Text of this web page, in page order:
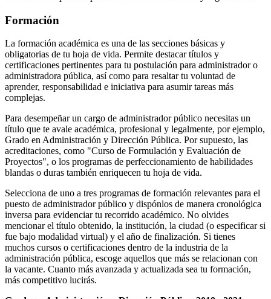
Formación
La formación académica es una de las secciones básicas y
obligatorias de tu hoja de vida. Permite destacar títulos y
certificaciones pertinentes para tu postulación para administrador o
administradora pública, así como para resaltar tu voluntad de
aprender, responsabilidad e iniciativa para asumir tareas más
complejas.
Para desempeñar un cargo de administrador público necesitas un
título que te avale académica, profesional y legalmente, por ejemplo,
Grado en Administración y Dirección Pública. Por supuesto, las
acreditaciones, como "Curso de Formulación y Evaluación de
Proyectos", o los programas de perfeccionamiento de habilidades
blandas o duras también enriquecen tu hoja de vida.
Selecciona de uno a tres programas de formación relevantes para el
puesto de administrador público y dispónlos de manera cronológica
inversa para evidenciar tu recorrido académico. No olvides
mencionar el título obtenido, la institución, la ciudad (o especificar si
fue bajo modalidad virtual) y el año de finalización. Si tienes
muchos cursos o certificaciones dentro de la industria de la
administración pública, escoge aquellos que más se relacionan con
la vacante. Cuanto más avanzada y actualizada sea tu formación,
más competitivo lucirás.